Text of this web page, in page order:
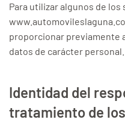
Para utilizar algunos de los
proporcionar previamente
datos de carácter personal.
Identidad del
tratamiento de